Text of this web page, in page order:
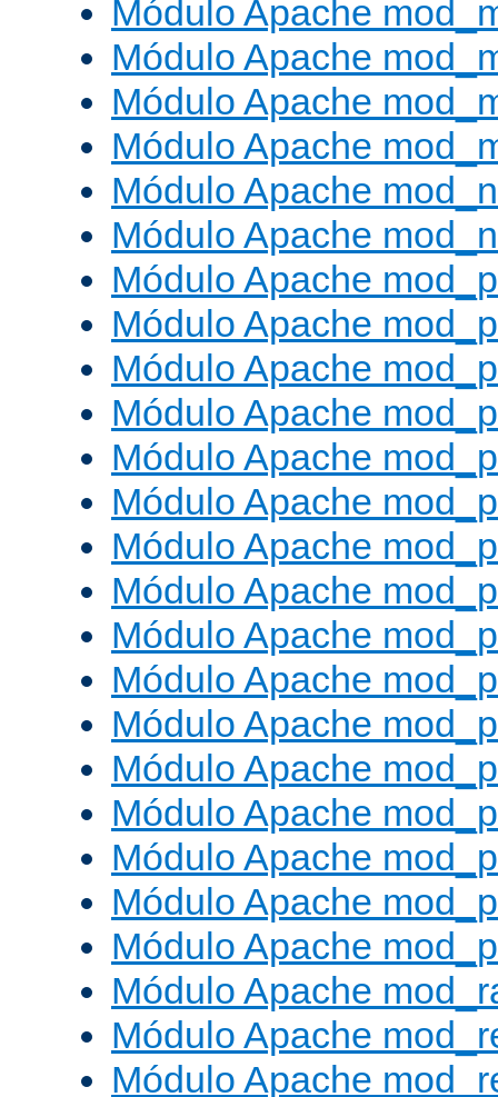
Módulo Apache
Módulo Apache
Módulo Apache
Módulo Apache
Módulo Apache
Módulo Apache
Módulo Apache
Módulo Apache
Módulo Apache
Módulo Apache
Módulo Apache
Módulo Apache
Módulo Apache
Módulo Apache
Módulo Apache
Módulo Apache
Módulo Apache
Módulo Apache
Módulo Apache
Módulo Apache
Módulo Apache
Módulo Apache
Módulo Apache
Módulo Apache
Módulo Apache